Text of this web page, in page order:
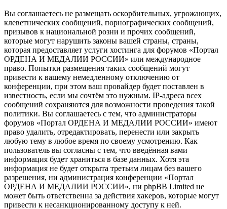
Вы соглашаетесь не размещать оскорбительных, угрожающих,
клеветнических сообщений, порнографических сообщений,
призывов к национальной розни и прочих сообщений,
которые могут нарушить законы вашей страны, страны,
которая предоставляет услуги хостинга для форумов «Портал
ОРДЕНА И МЕДАЛИИ РОССИИ» или международное
право. Попытки размещения таких сообщений могут
привести к вашему немедленному отключению от
конференции, при этом ваш провайдер будет поставлен в
известность, если мы сочтём это нужным. IP-адреса всех
сообщений сохраняются для возможности проведения такой
политики. Вы соглашаетесь с тем, что администраторы
форумов «Портал ОРДЕНА И МЕДАЛИИ РОССИИ» имеют
право удалить, отредактировать, перенести или закрыть
любую тему в любое время по своему усмотрению. Как
пользователь вы согласны с тем, что введённая вами
информация будет храниться в базе данных. Хотя эта
информация не будет открыта третьим лицам без вашего
разрешения, ни администрация конференции «Портал
ОРДЕНА И МЕДАЛИИ РОССИИ», ни phpBB Limited не
может быть ответственна за действия хакеров, которые могут
привести к несанкционированному доступу к ней.